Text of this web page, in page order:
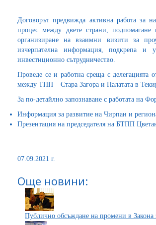
Договорът предвижда активна работа за
процес между двете страни,
организиране на взаимни визити за
изчерпателна информация, подкрепа и
инвестиционно сътрудничество.
Проведе се и работна среща с делегацията
между ТПП – Стара Загора и Палатата в
За по-детайлно запознаване с работата на
Информация за развитие на Чирпан и
Презентация на председателя на БТПП
07.09.2021 г.
Още новини:
Публично обсъждане на промени в